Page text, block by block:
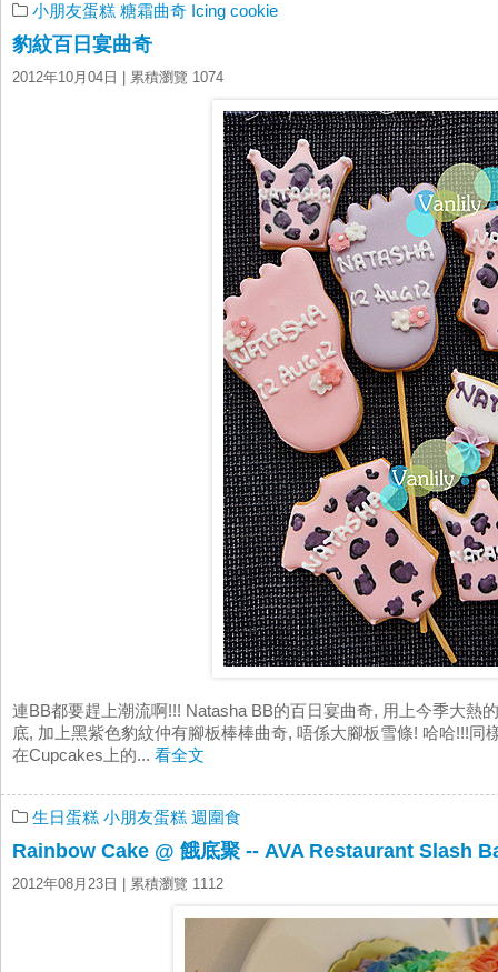
小朋友蛋糕 糖霜曲奇 Icing cookie
豹紋百日宴曲奇
2012年10月04日 | 累積瀏覽 1074
連BB都要趕上潮流啊!!! Natasha BB的百日宴曲奇, 用上今季大熱
底, 加上黑紫色豹紋仲有腳板棒棒曲奇, 唔係大腳板雪條! 哈哈!!!同
在Cupcakes上的... 看全文
生日蛋糕 小朋友蛋糕 週圍食
Rainbow Cake @ 餓底聚 -- AVA Restaurant Slash
2012年08月23日 | 累積瀏覽 1112